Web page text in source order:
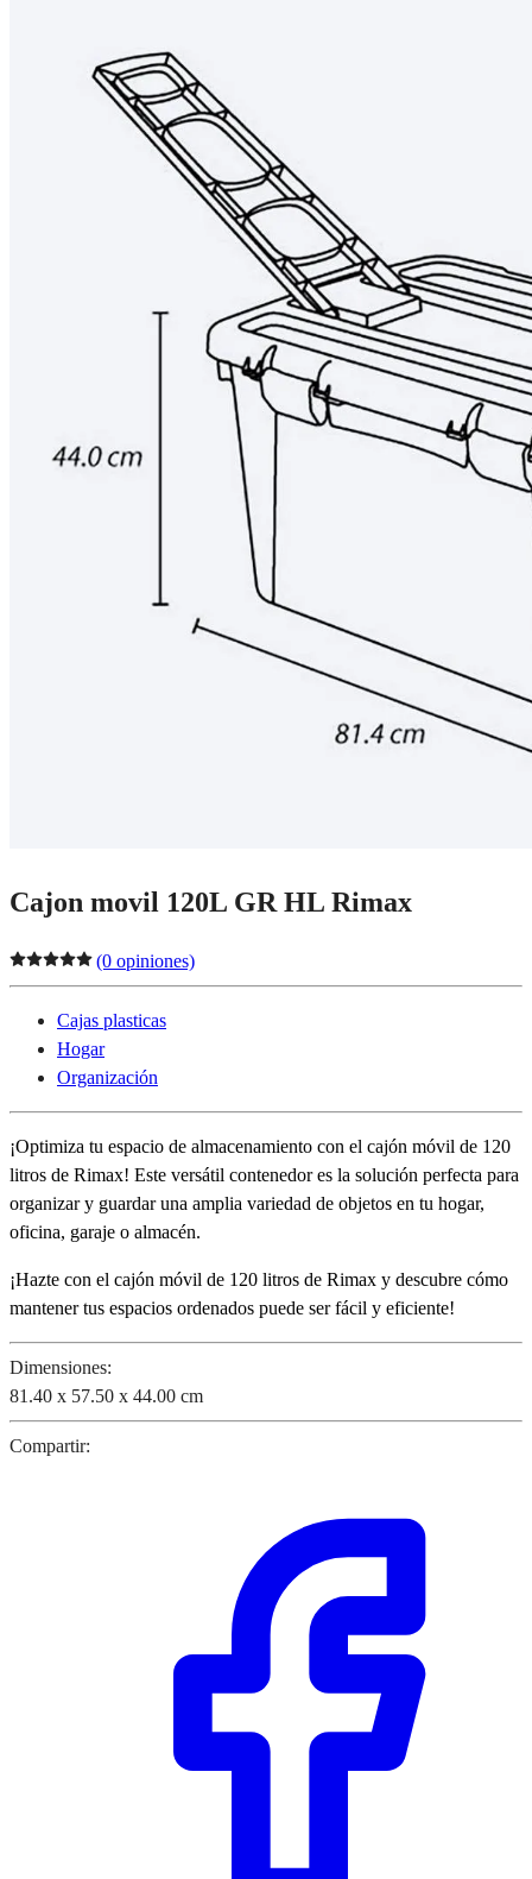
Cajon movil 120L GR HL Rimax
(0 opiniones)
Cajas plasticas
Hogar
Organización
¡Optimiza tu espacio de almacenamiento con el cajón móvil de 120
litros de Rimax! Este versátil contenedor es la solución perfecta para
organizar y guardar una amplia variedad de objetos en tu hogar,
oficina, garaje o almacén.
¡Hazte con el cajón móvil de 120 litros de Rimax y descubre cómo
mantener tus espacios ordenados puede ser fácil y eficiente!
Dimensiones:
81.40 x 57.50 x 44.00 cm
Compartir: